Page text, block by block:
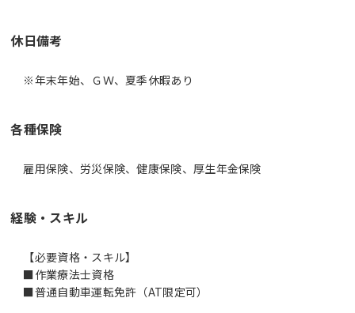
休日備考
※年末年始、ＧＷ、夏季休暇あり
各種保険
雇用保険、労災保険、健康保険、厚生年金保険
経験・スキル
【必要資格・スキル】
■作業療法士資格
■普通自動車運転免許（AT限定可）